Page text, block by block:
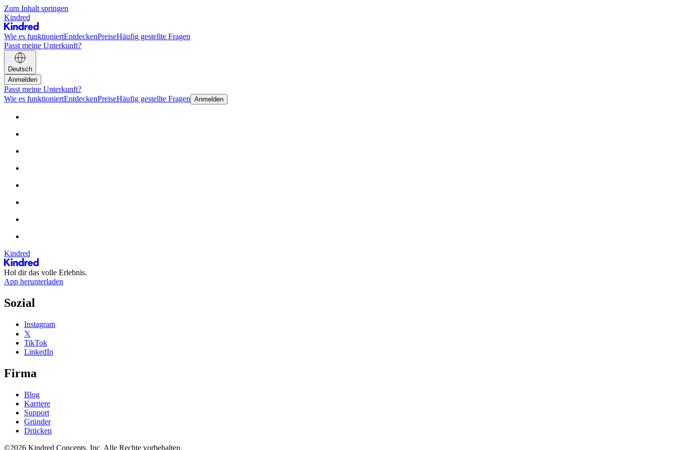
Zum Inhalt springen
Kindred
Wie es funktioniertEntdeckenPreiseHäufig gestellte Fragen
Passt meine Unterkunft?
Deutsch
Anmelden
Passt meine Unterkunft?
Wie es funktioniertEntdeckenPreiseHäufig gestellte Fragen Anmelden
Kindred
Hol dir das volle Erlebnis.
App herunterladen
Sozial
Instagram
𝕏
TikTok
LinkedIn
Firma
Blog
Karriere
Support
Gründer
Drücken
©2026 Kindred Concepts, Inc. Alle Rechte vorbehalten.